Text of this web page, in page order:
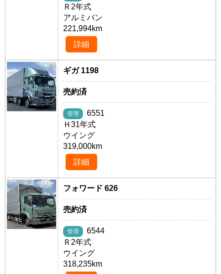
Ｒ2年式
アルミバン
221,994km
詳細
ギガ 1198
売約済
管理
6551
Ｈ31年式
ウイング
319,000km
詳細
フォワード 626
売約済
管理
6544
Ｒ2年式
ウイング
318,235km